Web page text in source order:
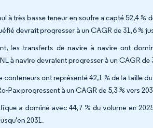
à très basse teneur en soufre a capté 52,4
devrait progresser à un CAGR de 31,6 %
les transferts de navire à navire ont
à navire devraient progresser à un CAGR de
conteneurs ont représenté 42,1 % de la taille
Pax progressent à un CAGR de 5,3 % vers
a dominé avec 44,7 % du volume en
2031.